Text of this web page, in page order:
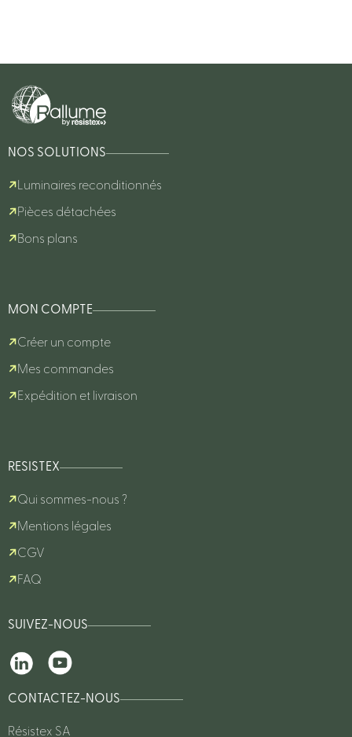
NOS SOLUTIONS
Luminaires reconditionnés
Pièces détachées
Bons plans
MON COMPTE
Créer un compte
Mes commandes
Expédition et livraison
RESISTEX
Qui sommes-nous ?
Mentions légales
CGV
FAQ
SUIVEZ-NOUS
CONTACTEZ-NOUS
Résistex SA